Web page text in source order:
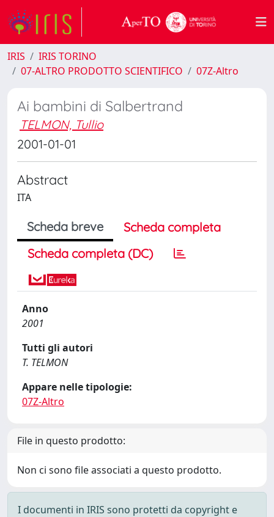
IRIS
IRIS TORINO
07-ALTRO PRODOTTO SCIENTIFICO
07Z-Altro
Ai bambini di Salbertrand
TELMON, Tullio
2001-01-01
Abstract
ITA
Scheda breve
Scheda completa
Scheda completa (DC)
Anno
2001
Tutti gli autori
T. TELMON
Appare nelle tipologie:
07Z-Altro
File in questo prodotto:
Non ci sono file associati a questo prodotto.
I documenti in IRIS sono protetti da copyright e